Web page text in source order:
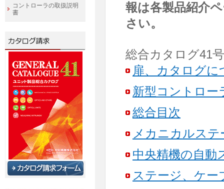
報は各製品紹介
さい。
総合カタログ41
扉、カタログに
新型コントロー
総合目次
メカニカルス
中央精機の自動
ステージ、ケ
コントローラの取扱説明
書